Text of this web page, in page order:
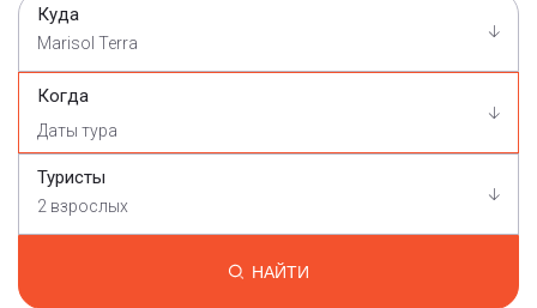
Куда
Marisol Terra
Когда
Туристы
2 взрослых
НАЙТИ